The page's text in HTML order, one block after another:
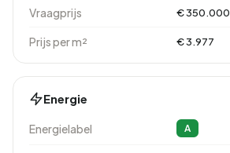
Vraagprijs € 350.000
Prijs per m² € 3.977
Energie
Energielabel A